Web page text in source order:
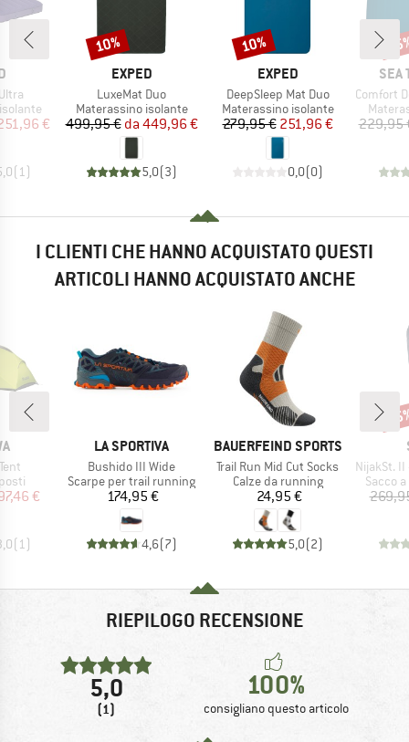
ridotto
€
( 1)
MARCHIO
EXPED
Articolo
LuxeMat Duo
Gruppo di prodotti
Materassino isolante
Prezzo
499,95 € Prezzo ridotto
da 449,96 €
5,0(3)
Sconto
10%
MARCHIO
EXPED
Articolo
DeepSleep Mat Duo
Gruppo di prodotti
Materassino isolante
Prezzo
279,95 €Prezzo ridotto
251,96 €
0,0(0)
Sconto
10%
SEA
Articolo
Comfort
229,95
I CLIENTI CHE HANNO ACQUISTATO QUESTI
ARTICOLI HANNO ACQUISTATO ANCHE
ridotto
€
(1 )
MARCHIO
LA SPORTIVA
Articolo
Bushido III Wide
Gruppo di prodotti
Scarpe per trail running
Prezzo
174,95 €
4,6(7)
MARCHIO
BAUERFEIND SPORTS
Articolo
Trail Run Mid Cut Socks
Gruppo di prodotti
Calze da running
Prezzo
24,95 €
5,0(2)
Articolo
NijakSt. II
Sacco
RIEPILOGO RECENSIONE
5,0
(1)
100%
consigliano questo articolo